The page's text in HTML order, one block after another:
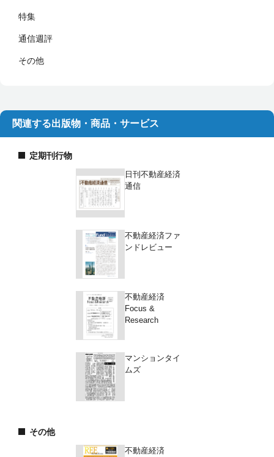
特集
通信週評
その他
関連する出版物・商品・サービス
定期刊行物
日刊不動産経済
通信
不動産経済ファ
ンドレビュー
不動産経済
Focus &
Research
マンションタイ
ムズ
その他
不動産経済